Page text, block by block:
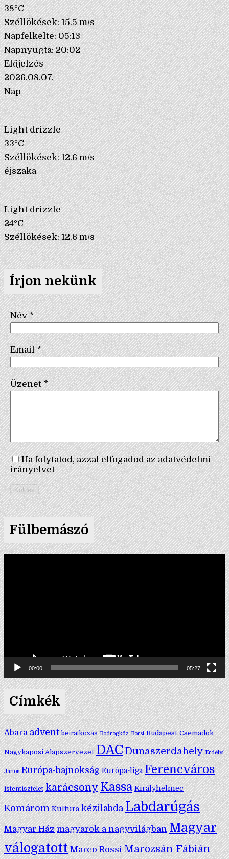
38°C
Széllökések: 15.5 m/s
Napfelkelte: 05:13
Napnyugta: 20:02
Előjelzés
2026.08.07.
Nap
Light drizzle
33°C
Széllökések: 12.6 m/s
éjszaka
Light drizzle
24°C
Széllökések: 12.6 m/s
Írjon nekünk
Név *
Email *
Üzenet *
Ha folytatod, azzal elfogadod az adatvédelmi
irányelvet
Küldés
Fülbemászó
Videólejátszó
00:00 05:27
Címkék
Abara advent beiratkozás Bodrogköz Borsi Budapest Csemadok
Nagykaposi Alapszervezet DACDunaszerdahely Erdélyi
János Európa-bajnokság Európa-liga Ferencváros
istentisztelet karácsonyKassa Királyhelmec
Komárom Kultúra kézilabda Labdarúgás
Magyar Ház magyarok a nagyvilágban Magyar
válogatott Marco Rossi Marozsán Fábián